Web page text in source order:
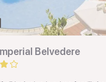
Belvedere